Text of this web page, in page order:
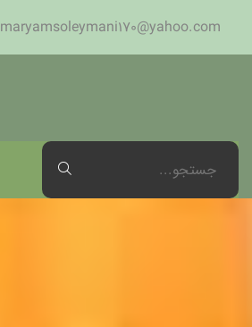
maryamsoleymani170@yahoo.com